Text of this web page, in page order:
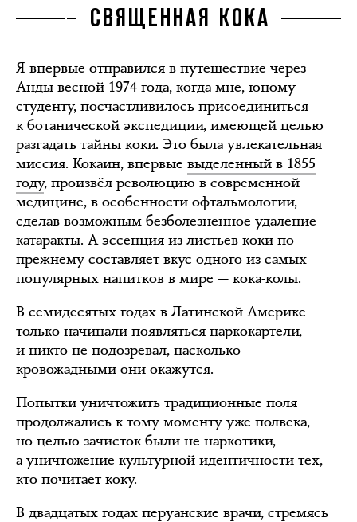
СВЯЩЕННАЯ КОКА
Я впервые отправился в путешествие через
Анды весной 1974 года, когда мне, юному
студенту, посчастливилось присоединиться
к ботанической экспедиции, имеющей целью
разгадать тайны коки. Это была увлекательная
миссия. Кокаин, впервые выделенный в 1855
году, произвёл революцию в современной
медицине, в особенности офтальмологии,
сделав возможным безболезненное удаление
катаракты. А эссенция из листьев коки по-
прежнему составляет вкус одного из самых
популярных напитков в мире — кока-колы.
В семидесятых годах в Латинской Америке
только начинали появляться наркокартели,
и никто не подозревал, насколько
кровожадными они окажутся.
Попытки уничтожить традиционные поля
продолжались к тому моменту уже полвека,
но целью зачисток были не наркотики,
а уничтожение культурной идентичности тех,
кто почитает коку.
В двадцатых годах перуанские врачи, стремясь